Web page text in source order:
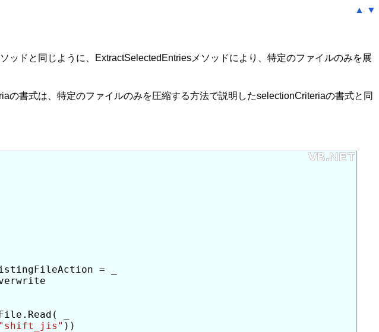
▲ ▼
ドと同じように、ExtractSelectedEntriesメソッドにより、特定のファイルのみを展
書式は、特定のファイルのみを圧縮する方法で説明したselectionCriteriaの書式と同
= _
_
"shift_jis" ))